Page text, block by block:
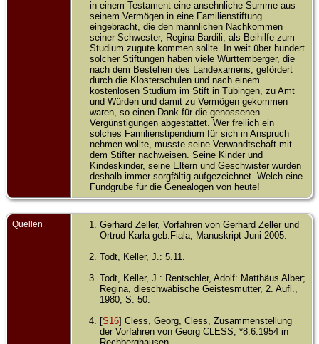
in einem Testament eine ansehnliche Summe aus
seinem Vermögen in eine Familienstiftung
eingebracht, die den männlichen Nachkommen
seiner Schwester, Regina Bardili, als Beihilfe zum
Studium zugute kommen sollte. In weit über hundert
solcher Stiftungen haben viele Württemberger, die
nach dem Bestehen des Landexamens, gefördert
durch die Klosterschulen und nach einem
kostenlosen Studium im Stift in Tübingen, zu Amt
und Würden und damit zu Vermögen gekommen
waren, so einen Dank für die genossenen
Vergünstigungen abgestattet. Wer freilich ein
solches Familienstipendium für sich in Anspruch
nehmen wollte, musste seine Verwandtschaft mit
dem Stifter nachweisen. Seine Kinder und
Kindeskinder, seine Eltern und Geschwister wurden
deshalb immer sorgfältig aufgezeichnet. Welch eine
Fundgrube für die Genealogen von heute!
Quellen
Gerhard Zeller, Vorfahren von Gerhard Zeller und
Ortrud Karla geb.Fiala; Manuskript Juni 2005.
Todt, Keller, J.: 5.11.
Todt, Keller, J.: Rentschler, Adolf: Matthäus Alber;
Regina, dieschwäbische Geistesmutter, 2. Aufl.,
1980, S. 50.
[S16] Cless, Georg, Cless, Zusammenstellung
der Vorfahren von Georg CLESS, *8.6.1954 in